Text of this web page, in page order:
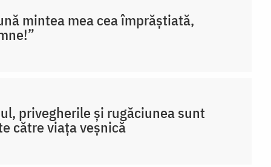
mintea mea cea împrăștiată,
privegherile și rugăciunea sunt
către viața veșnică